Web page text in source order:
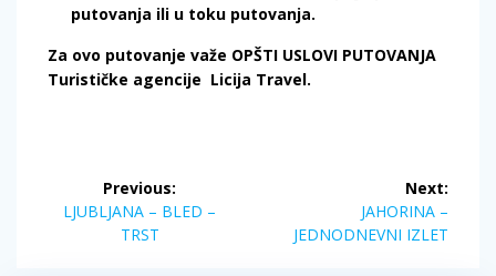
putovanja ili u toku putovanja.
Za ovo putovanje važe OPŠTI USLOVI PUTOVANJA
Turističke agencije Licija Travel.
navigation
Previous:
Previous
LJUBLJANA – BLED –
TRST
Next:
Next
post:
JAHORINA –
JEDNODNEVNI IZLET